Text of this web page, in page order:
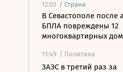
12:03 / Страна
В Севастополе после
БПЛА повреждены 12
многоквартирных
11:49 / Политика
ЗАЭС в третий раз за